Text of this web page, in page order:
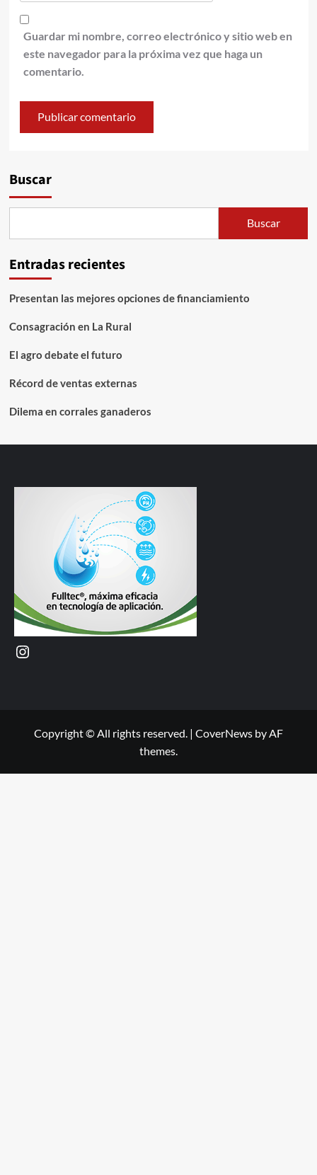
Guardar mi nombre, correo electrónico y sitio web en
este navegador para la próxima vez que haga un
comentario.
Buscar
Buscar
Entradas recientes
Presentan las mejores opciones de financiamiento
Consagración en La Rural
El agro debate el futuro
Récord de ventas externas
Dilema en corrales ganaderos
Instagram
Copyright © All rights reserved. | CoverNews by AF
themes.